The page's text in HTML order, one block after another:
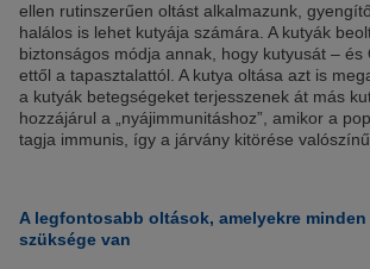
ellen rutinszerűen oltást alkalmazunk,
halálos is lehet kutyája számára. A kutyák
biztonságos módja annak, hogy kutyusát – és
ettől a tapasztalattól. A kutya oltása azt is
a kutyák betegségeket terjesszenek át más
hozzájárul a „nyájimmunitáshoz”, amikor a
tagja immunis, így a járvány kitörése
A legfontosabb oltások, amelyekre
szüksége van